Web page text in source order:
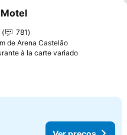
aos favoritos
Motel
781
de Arena Castelão
à la carte variado